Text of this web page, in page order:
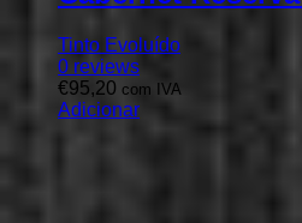
Tinto Evoluído
0 reviews
€95,20 com IVA
Adicionar